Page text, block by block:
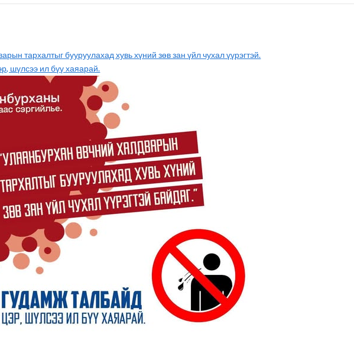
тархалтыг бууруулахад хувь хүний зөв зан үйл чухал үүрэгтэй.
шүлсээ ил бүү хаяарай.